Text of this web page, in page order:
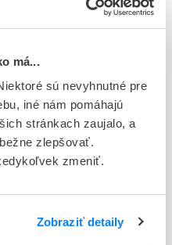
má...
sú nevyhnutné pre
iné nám pomáhajú
stránkach zaujalo, a
zlepšovať.
zmeniť.
Zobraziť detaily
platnosti